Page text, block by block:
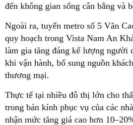
đến không gian sống cân bằng và
Ngoài ra, tuyến metro số 5 Văn
quy hoạch trong Vista Nam An
làm gia tăng đáng kể lượng người
khi vận hành, bổ sung nguồn
thương mại.
Thực tế tại nhiều đô thị lớn cho
trong bán kính phục vụ của các
nhận mức tăng giá cao hơn